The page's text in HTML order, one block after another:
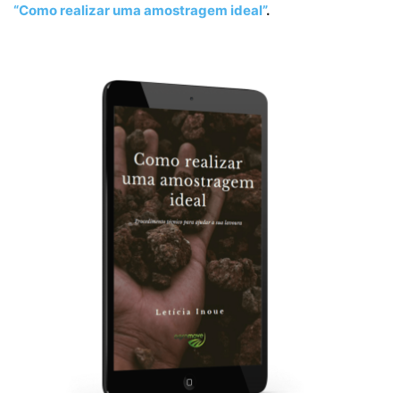
“Como realizar uma amostragem ideal”.